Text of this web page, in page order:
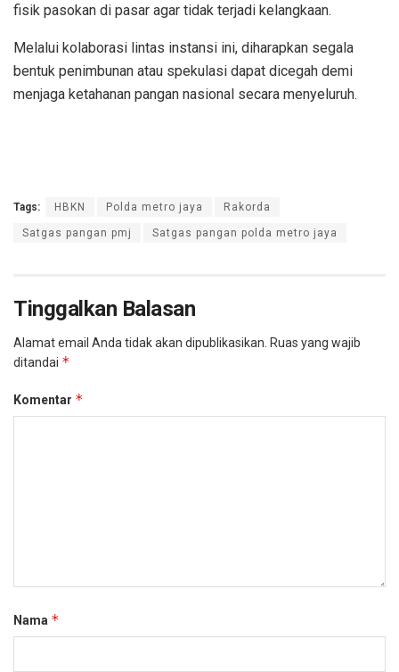
fisik pasokan di pasar agar tidak terjadi kelangkaan.
Melalui kolaborasi lintas instansi ini, diharapkan segala
bentuk penimbunan atau spekulasi dapat dicegah demi
menjaga ketahanan pangan nasional secara menyeluruh.
Tags: HBKN Polda metro jaya Rakorda
Satgas pangan pmj Satgas pangan polda metro jaya
Tinggalkan Balasan
Alamat email Anda tidak akan dipublikasikan. Ruas yang wajib
ditandai *
Komentar *
Nama *